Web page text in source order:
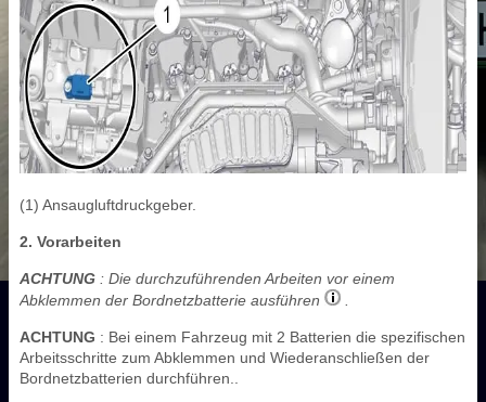
(1) Ansaugluftdruckgeber.
2. Vorarbeiten
ACHTUNG : Die durchzuführenden Arbeiten vor einem
Abklemmen der Bordnetzbatterie ausführen
ACHTUNG : Bei einem Fahrzeug mit 2 Batterien die spezifischen
Arbeitsschritte zum Abklemmen und Wiederanschließen der
Bordnetzbatterien durchführen..